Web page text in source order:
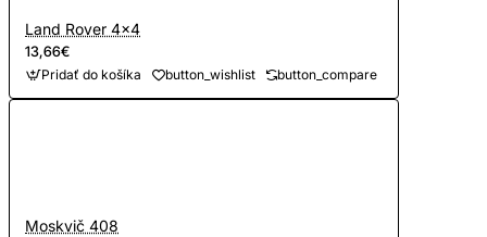
Land Rover 4x4
13,66€
Pridať do košíka button_wishlist button_compare
Moskvič 408